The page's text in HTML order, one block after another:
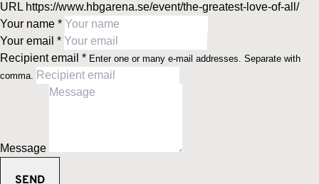
URL https://www.hbgarena.se/event/the-greatest-love-of-all/
Your name *
Your email *
Recipient email * Enter one or many e-mail addresses. Separate with
comma.
Message